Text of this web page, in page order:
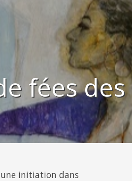
fées des
initiation dans